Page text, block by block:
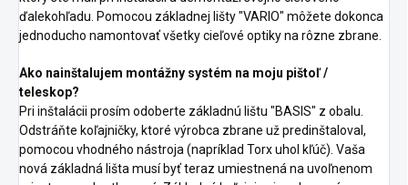
ďalekohľadu. Pomocou základnej lišty "VARIO" môžete dokonca
jednoducho namontovať všetky cieľové optiky na rôzne zbrane.
Ako nainštalujem montážny systém na moju pištoľ /
teleskop?
Pri inštalácii prosím odoberte základnú lištu "BASIS" z obalu.
Odstráňte koľajničky, ktoré výrobca zbrane už predinštaloval,
pomocou vhodného nástroja (napríklad Torx uhol kľúč). Vaša
nová základná lišta musí byť teraz umiestnená na uvoľnenom